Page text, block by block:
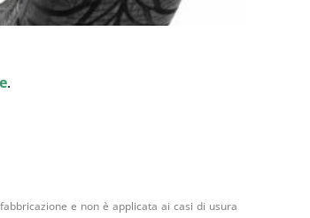
.
e non è applicata ai casi di usura